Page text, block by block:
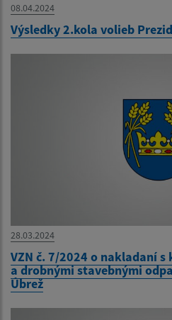
08.04.2024
Výsledky 2.kola volieb
28.03.2024
VZN č. 7/2024 o nakladaní
a drobnými stavebnými
Úbrež